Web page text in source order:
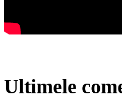
Ultimele